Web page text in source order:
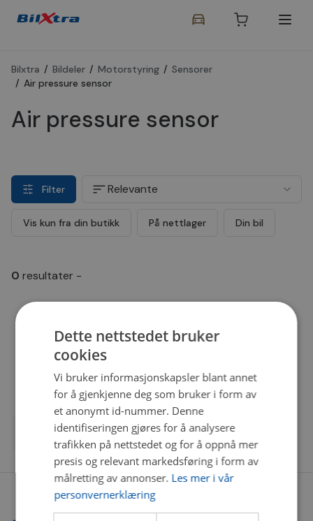
Bilxtra / Bildeler / Motorstyring / Sensorer
/ Air pressure sensor
Air pressure sensor
Filter Relevante
Vis kun fra din butikk På nettlager Din bil
0 resultater -
Dette nettstedet bruker
cookies
Vi bruker informasjonskapsler blant annet
for å gjenkjenne deg som bruker i form av
et anonymt id-nummer. Denne
identifiseringen gjøres for å analysere
trafikken på nettstedet og for å oppnå mer
presis og relevant markedsføring i form av
målretting av annonser. Les mer i vår
personvernerklæring